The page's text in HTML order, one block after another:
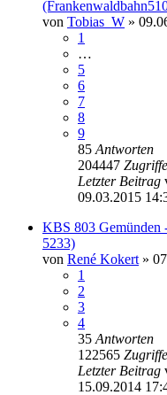
von Tobias_W »
1
…
5
6
7
8
9
85 Antworten
204447 Zugriffe
Letzter Beitrag
09.03.2015
KBS 803 Gemünden
5233)
von René Kokert »
1
2
3
4
35 Antworten
122565 Zugriffe
Letzter Beitrag
15.09.2014